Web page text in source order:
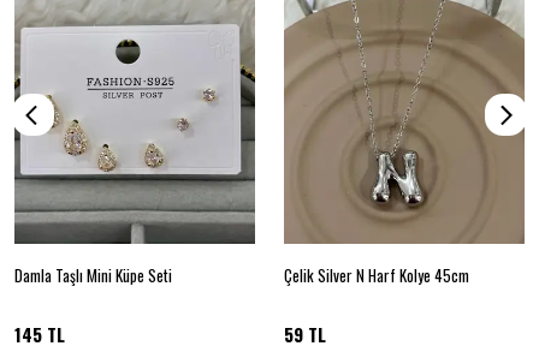
Damla Taşlı Mini Küpe Seti
145 TL
Çelik Silver N Harf Kolye 45cm
59 TL